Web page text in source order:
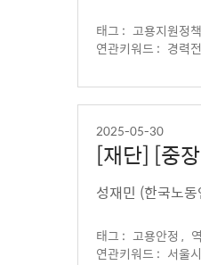
태그 : 고용지원정
연관키워드 : 경력
2025-05-30
[재단] [중
도 개혁
성재민 (한국노
태그 : 고용안정 ,
연관키워드 : 서울